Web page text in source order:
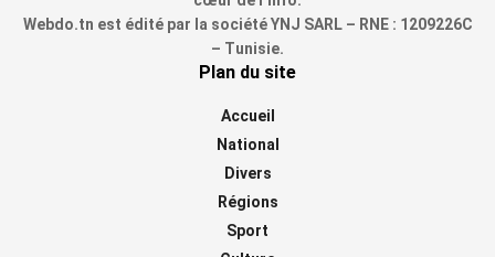
Webdo.tn est édité par la société YNJ SARL – RNE : 1209226C
– Tunisie.
Plan du site
Accueil
National
Divers
Régions
Sport